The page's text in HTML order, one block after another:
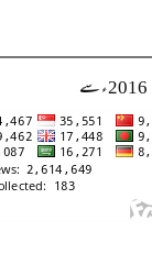
2016ء سے